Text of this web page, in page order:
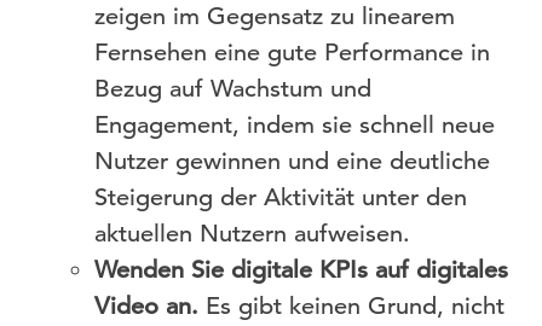
zeigen im Gegensatz zu linearem
Fernsehen eine gute Performance in
Bezug auf Wachstum und
Engagement, indem sie schnell neue
Nutzer gewinnen und eine deutliche
Steigerung der Aktivität unter den
aktuellen Nutzern aufweisen.
Wenden Sie digitale KPIs auf digitales
Video an. Es gibt keinen Grund, nicht